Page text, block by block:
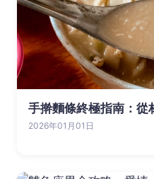
手擀麵條終極指南：從
2026年01月01日